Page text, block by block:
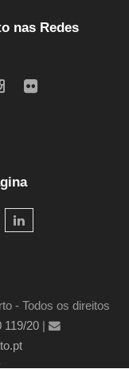
nas Redes
- Todos os direitos
119/20|